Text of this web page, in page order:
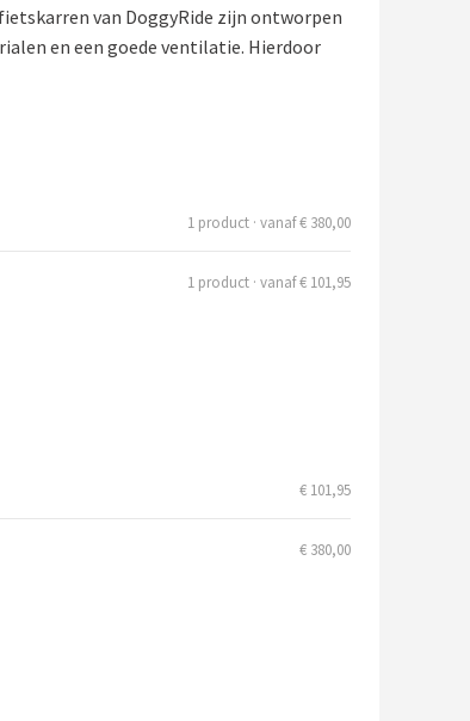
van DoggyRide zijn ontworpen
en een goede ventilatie. Hierdoor
1 product · vanaf € 380,00
1 product · vanaf € 101,95
€ 101,95
€ 380,00